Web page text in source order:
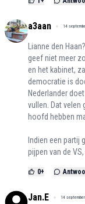
a3aan 14
Lianne den
geef niet meer
en het kabinet,
democratie is
Nederlander
vullen. Dat velen
hoofd hebben
Indien een partij
pijpen van de
0+
Jan.E 14